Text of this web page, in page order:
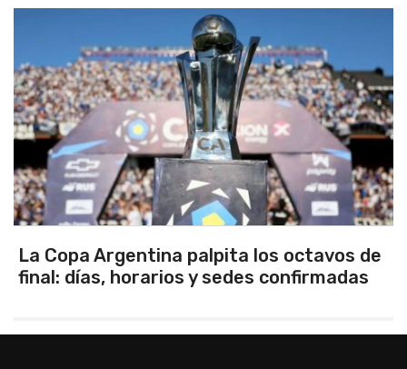
palpita los octavos de
sedes confirmadas
Los seleccionados
Tandil ganaron